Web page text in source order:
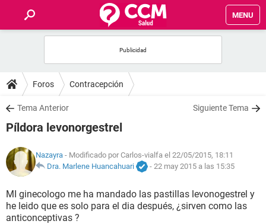
MENU
FOROS
SALUD
NUTRICIÓN
BIENESTAR
Foros Contracepción
Tema Anterior Siguiente Tema
Píldora levonorgestrel
Nazayra - Modificado por Carlos-vialfa el 22/05/2015, 18:11
Dra. Marlene Huancahuari
- 22 may 2015 a las 15:35
MI ginecologo me ha mandado las pastillas levonogestrel y
he leido que es solo para el dia después, ¿sirven como las
anticonceptivas ?